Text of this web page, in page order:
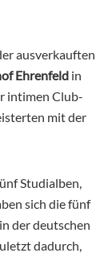
ausverkauften
Ehrenfeld in
intimen Club-
mit der
Studialben,
sich die fünf
der deutschen
dadurch,